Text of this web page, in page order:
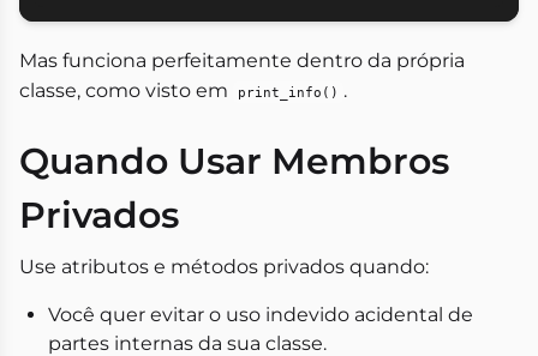
Mas funciona perfeitamente dentro da própria
classe, como visto em
print_info() .
Quando Usar Membros
Privados
Use atributos e métodos privados quando:
Você quer evitar o uso indevido acidental de
partes internas da sua classe.